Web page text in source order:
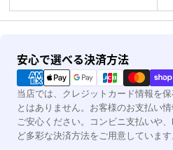
安心で選べる決済方法
決
済
方
法
当店では、クレジットカード情報を
とはありません。お客様のお支払い
ご安心ください。コンビニ支払いや
ど多彩な決済方法をご用意しています